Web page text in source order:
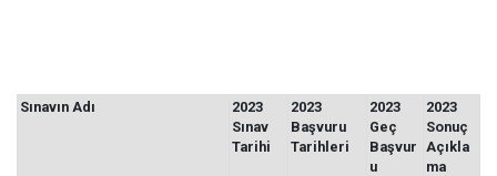
Sınavın Adı
2023
Sınav
Tarihi
2023
Başvuru
Tarihleri
2023
Geç
Başvur
u
2023
Sonuç
Açıkla
ma